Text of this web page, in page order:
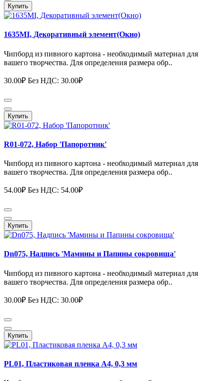
Купить
1635MI, Декоративный элемент(Окно)
Чипборд из пивного картона - необходимый материал для
вашего творчества. Для определения размера обр..
30.00₽ Без НДС: 30.00₽
Купить
R01-072, Набор 'Папоротник'
Чипборд из пивного картона - необходимый материал для
вашего творчества. Для определения размера обр..
54.00₽ Без НДС: 54.00₽
Купить
Dn075, Надпись 'Мамины и Папины сокровища'
Чипборд из пивного картона - необходимый материал для
вашего творчества. Для определения размера обр..
30.00₽ Без НДС: 30.00₽
Купить
PL01, Пластиковая пленка А4, 0,3 мм